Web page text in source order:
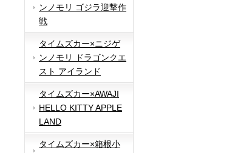
ンノモリ ゴジラ迎撃作
戦
タイムズカー×ニジゲ
ンノモリ ドラゴンクエ
スト アイランド
タイムズカー×AWAJI
HELLO KITTY APPLE
LAND
タイムズカー×箱根小